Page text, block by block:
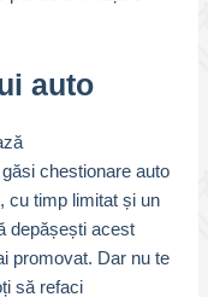
auto
chestionare auto
cu timp limitat și un
depășești acest
promovat. Dar nu te
să refaci